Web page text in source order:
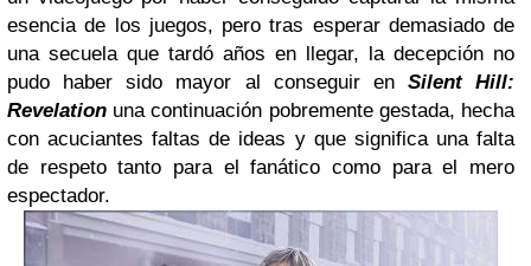
esencia de los juegos, pero tras esperar demasiado de
una secuela que tardó años en llegar, la decepción no
pudo haber sido mayor al conseguir en Silent Hill:
Revelation una continuación pobremente gestada, hecha
con acuciantes faltas de ideas y que significa una falta
de respeto tanto para el fanático como para el mero
espectador.